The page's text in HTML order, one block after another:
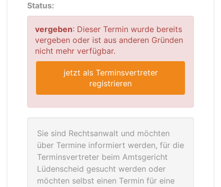
Status:
vergeben: Dieser Termin wurde bereits
vergeben oder ist aus anderen Gründen
nicht mehr verfügbar.
jetzt als Terminsvertreter
registrieren
Sie sind Rechtsanwalt und möchten
über Termine informiert werden, für die
Terminsvertreter beim Amtsgericht
Lüdenscheid gesucht werden oder
möchten selbst einen Termin für eine